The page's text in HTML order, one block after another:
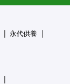
永代供養